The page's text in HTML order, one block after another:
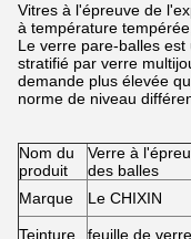
Vitres à l'épreuve de
à température
Le verre pare-balles
stratifié par verre
demande plus élevée
norme de niveau
Nom du
produit
Verre à
des balles
Marque Le CHIXIN
Teinture
feuille de verre